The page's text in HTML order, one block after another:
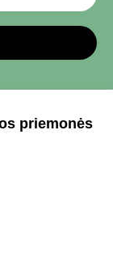
priemonės